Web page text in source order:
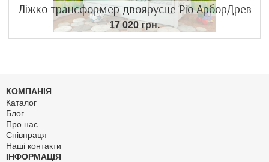
Ліжко-трансформер двоярусне Ріо АрборДрев
17 020 грн.
КОМПАНІЯ
Каталог
Блог
Про нас
Співпраця
Наші контакти
ІНФОРМАЦІЯ